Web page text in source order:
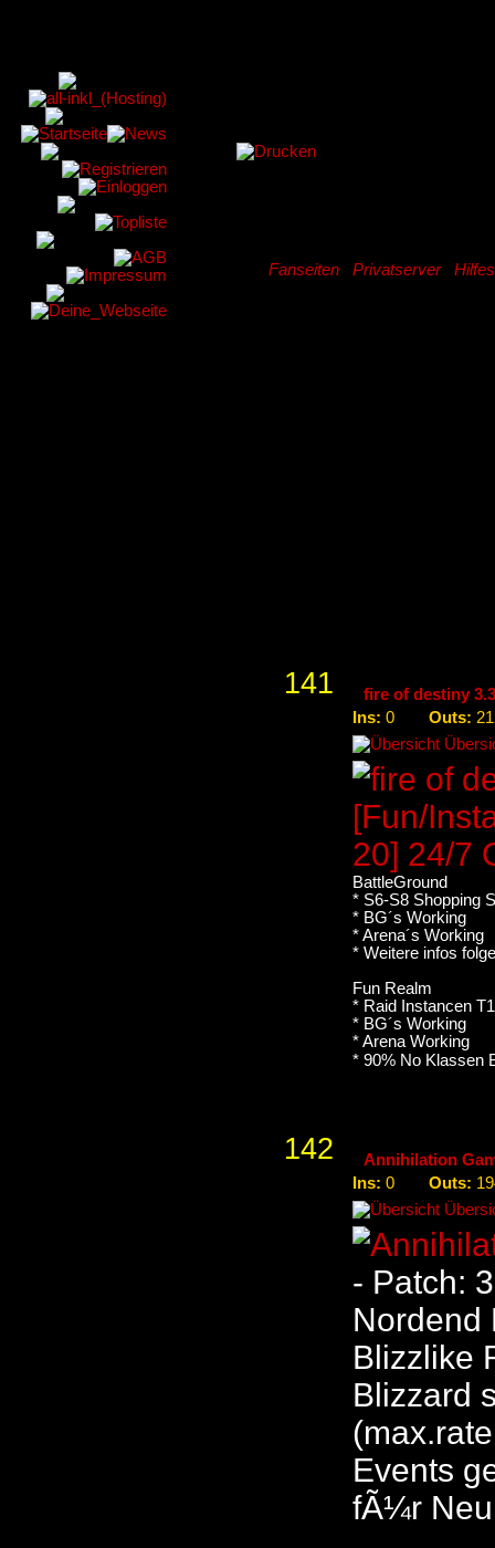
Fanseiten Privatserver|
141
fire of destiny
Ins: 0 Outs:
BattleGround
* S6-S8 Shopping
* BG´s Working
* Arena´s Working
* Weitere infos
Fun Realm
* Raid Instancen
* BG´s Working
* Arena Working
* 90% No Klassen
142
Annihilation
Ins: 0 Outs:
- Patch:
Nordend
Blizzlike
Blizzard
Events
fÃ¼r